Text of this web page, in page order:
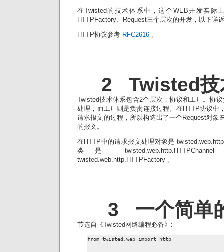
在Twisted的技术体系中，这个WEB开发实际
HTTPFactory、Request三个层次的开发，以下详
HTTP协议参考 RFC2616 。
2 Twisted技
Twisted技术体系包含2个层次：协议和工厂。协
处理，而工厂则是负责连接过程。在HTTP协议中
请求报文的过程，所以构造出了一个Request对象
的报文。
在HTTP中的请求报文处理对象是
类是
twisted.web.http.HTTPFactory 。
3 一个简单
节选自《Twisted网络编程必备》:
from twisted.web import http